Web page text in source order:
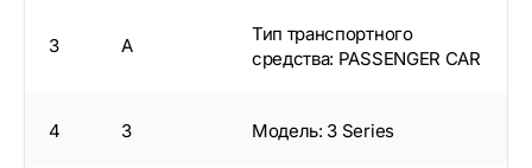
3 A
Тип транспортного
средства: PASSENGER CAR
4 3 Модель: 3 Series